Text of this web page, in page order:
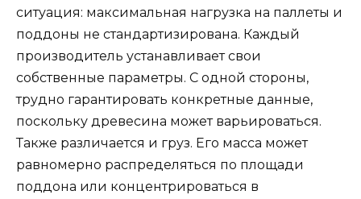
ситуация: максимальная нагрузка на паллеты и
поддоны не стандартизирована. Каждый
производитель устанавливает свои
собственные параметры. С одной стороны,
трудно гарантировать конкретные данные,
поскольку древесина может варьироваться.
Также различается и груз. Его масса может
равномерно распределяться по площади
поддона или концентрироваться в